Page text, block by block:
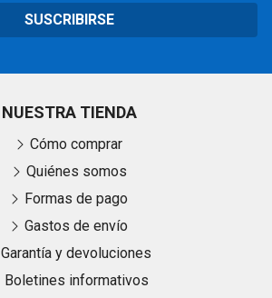
SUSCRIBIRSE
NUESTRA TIENDA
Cómo comprar
Quiénes somos
Formas de pago
Gastos de envío
Garantía y devoluciones
Boletines informativos